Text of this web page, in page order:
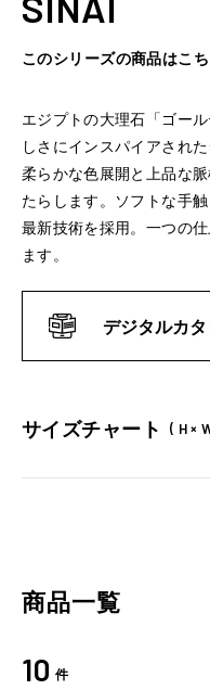
このシリーズの商品はこ
エジプトの大理石「ゴー
しさにインスパイアされ
柔らかな色展開と上品な
たらします。ソフトな手
最新技術を採用。一つの
ます。
デジタルカ
サイズチャート ( H ×
商品一覧
10 件